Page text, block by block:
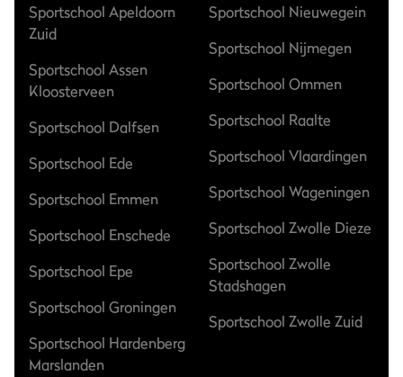
Sportschool Apeldoorn
Zuid
Sportschool Assen
Kloosterveen
Sportschool Dalfsen
Sportschool Ede
Sportschool Emmen
Sportschool Enschede
Sportschool Epe
Sportschool Groningen
Sportschool Hardenberg
Marslanden
Sportschool Nieuwegein
Sportschool Nijmegen
Sportschool Ommen
Sportschool Raalte
Sportschool Vlaardingen
Sportschool Wageningen
Sportschool Zwolle Dieze
Sportschool Zwolle
Stadshagen
Sportschool Zwolle Zuid